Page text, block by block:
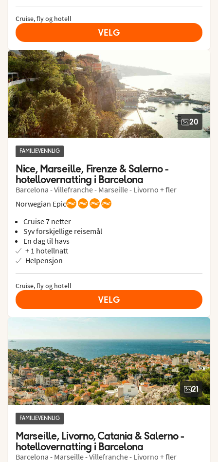
Cruise, fly og hotell
VELG
20
FAMILIEVENNLIG
Nice, Marseille, Firenze & Salerno -
hotellovernatting i Barcelona
Barcelona - Villefranche - Marseille - Livorno + fler
Norwegian Epic
Cruise 7 netter
Syv forskjellige reisemål
En dag til havs
+ 1 hotellnatt
Helpensjon
Cruise, fly og hotell
VELG
21
FAMILIEVENNLIG
Marseille, Livorno, Catania & Salerno -
hotellovernatting i Barcelona
Barcelona - Marseille - Villefranche - Livorno + fler